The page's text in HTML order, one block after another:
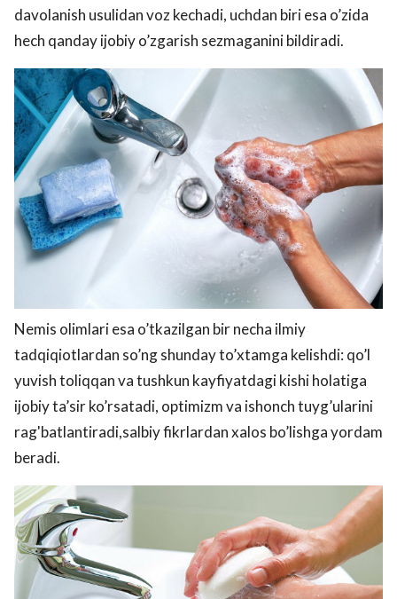
davolanish usulidan voz kechadi, uchdan biri esa o’zida
hech qanday ijobiy o’zgarish sezmaganini bildiradi.
Nemis olimlari esa o’tkazilgan bir necha ilmiy
tadqiqiotlardan so’ng shunday to’xtamga kelishdi: qo’l
yuvish toliqqan va tushkun kayfiyatdagi kishi holatiga
ijobiy ta’sir ko’rsatadi, optimizm va ishonch tuyg’ularini
rag'batlantiradi,salbiy fikrlardan xalos bo’lishga yordam
beradi.